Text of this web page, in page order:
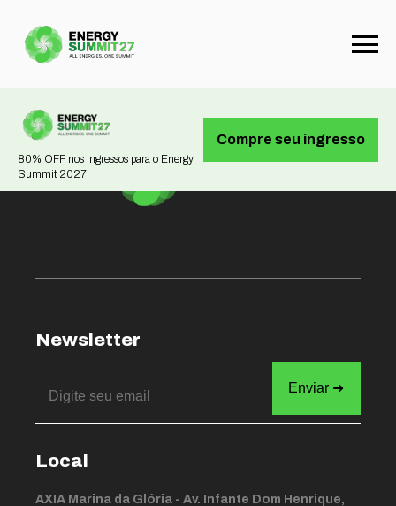
80% OFF nos ingressos para o Energy
Summit 2027!
Compre seu ingresso
Not found
Newsletter
Local
AXIA Marina da Glória - Av. Infante Dom Henrique,